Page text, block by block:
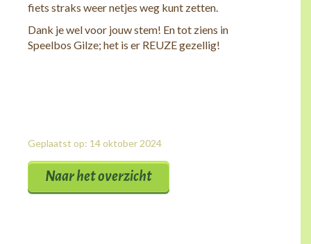
fiets straks weer netjes weg kunt zetten.
Dank je wel voor jouw stem! En tot ziens in
Speelbos Gilze; het is er REUZE gezellig!
Geplaatst op: 14 oktober 2024
Naar het overzicht